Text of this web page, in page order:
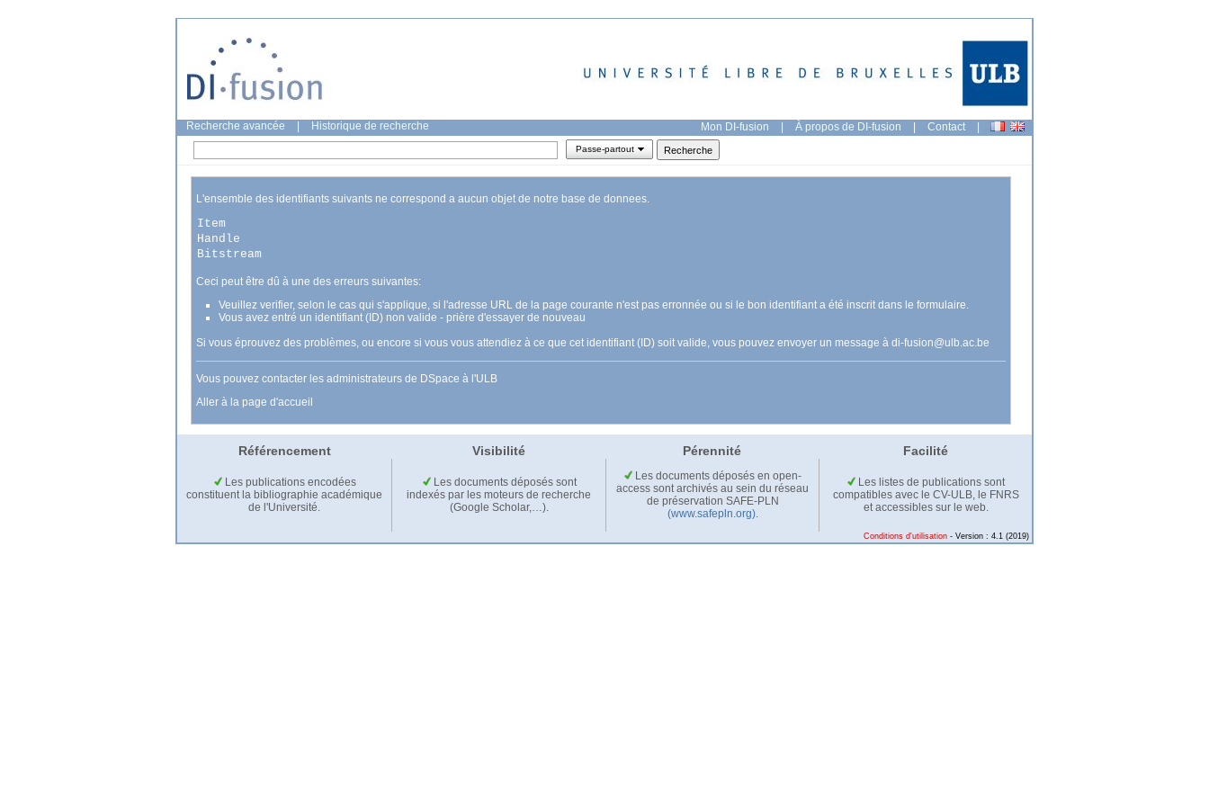
Recherche avancée Historique de recherche Mon DI-fusion | À propos de DI-fusion | Contact |
Passe-partout
L'ensemble des identifiants suivants ne correspond a aucun objet de notre base de donnees.
Item
Handle
Bitstream
Ceci peut être dû à une des erreurs suivantes:
Veuillez verifier, selon le cas qui s'applique, si l'adresse URL de la page courante n'est pas erronnée ou si le bon identifiant a été inscrit dans le formulaire.
Vous avez entré un identifiant (ID) non valide - prière d'essayer de nouveau
Si vous éprouvez des problèmes, ou encore si vous vous attendiez à ce que cet identifiant (ID) soit valide, vous pouvez envoyer un message à di-fusion@ulb.ac.be
Vous pouvez contacter les administrateurs de DSpace à l'ULB
Aller à la page d'accueil
Référencement Visibilité Pérennité Facilité
Les publications encodées
constituent la bibliographie académique
de l'Université.
Les documents déposés sont
indexés par les moteurs de recherche
(Google Scholar,…).
Les documents déposés en open-
access sont archivés au sein du réseau
de préservation SAFE-PLN
(www.safepln.org).
Les listes de publications sont
compatibles avec le CV-ULB, le FNRS
et accessibles sur le web.
Conditions d'utilisation - Version : 4.1 (2019)